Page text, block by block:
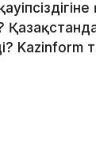
Kazinform